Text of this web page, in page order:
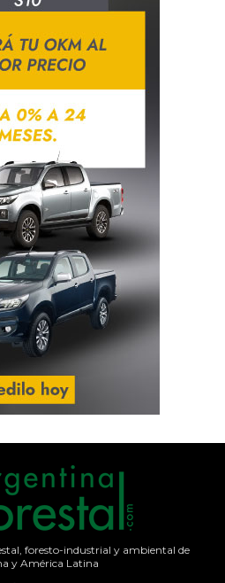
foresto-industrial y ambiental de
y América Latina